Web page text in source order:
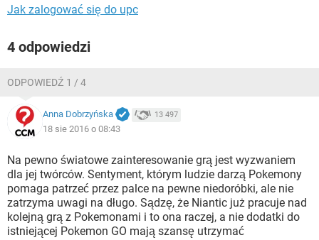
Jak zalogować się do upc
4 odpowiedzi
ODPOWIEDŹ 1 / 4
Anna Dobrzyńska 13 497
18 sie 2016 o 08:43
Na pewno światowe zainteresowanie grą jest wyzwaniem
dla jej twórców. Sentyment, którym ludzie darzą Pokemony
pomaga patrzeć przez palce na pewne niedoróbki, ale nie
zatrzyma uwagi na długo. Sądzę, że Niantic już pracuje nad
kolejną grą z Pokemonami i to ona raczej, a nie dodatki do
istniejącej Pokemon GO mają szansę utrzymać